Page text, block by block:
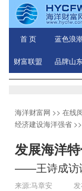
首 页 蓝色浪潮
财富联盟 品牌山
海洋财富网 >> 在线
经济建设海洋强省
发展海洋
——王诗成访
来源:马章安 发布